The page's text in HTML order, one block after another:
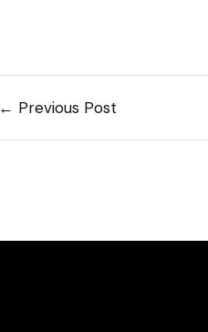
← Previous Post